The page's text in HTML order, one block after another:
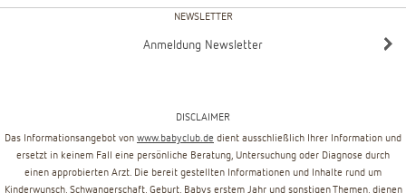
NEWSLETTER
Anmeldung Newsletter
DISCLAIMER
Das Informationsangebot von www.babyclub.de dient ausschließlich Ihrer Information und
ersetzt in keinem Fall eine persönliche Beratung, Untersuchung oder Diagnose durch
einen approbierten Arzt. Die bereit gestellten Informationen und Inhalte rund um
Kinderwunsch, Schwangerschaft, Geburt, Babys erstem Jahr und sonstigen Themen, dienen